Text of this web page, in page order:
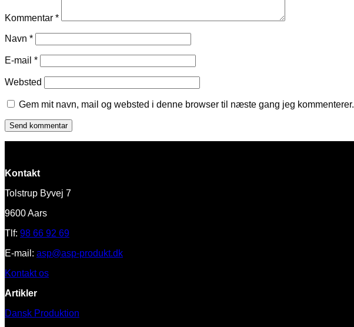
Kommentar *
Navn *
E-mail *
Websted
Gem mit navn, mail og websted i denne browser til næste gang jeg kommenterer.
Kontakt
Tolstrup Byvej 7
9600 Aars
Tlf: 98 66 92 69
E-mail: asp@asp-produkt.dk
Kontakt os
Artikler
Dansk Produktion